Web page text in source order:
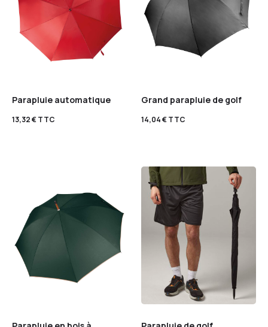
Parapluie automatique
13,32€TTC
Grand parapluie de golf
14,04€TTC